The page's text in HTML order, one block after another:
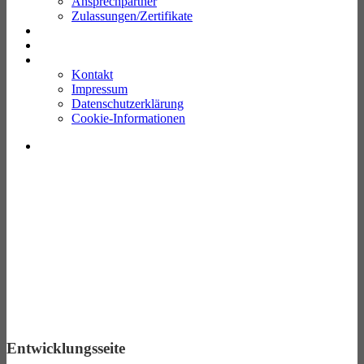
Zulassungen/Zertifikate
Kontakt
Impressum
Datenschutzerklärung
Cookie-Informationen
Entwicklungsseite